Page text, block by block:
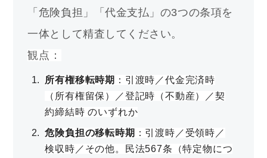
「危険負担」「代金支払」の3つの条項を
一体として精査してください。
観点：
所有権移転時期 ：引渡時／代金完済時
（所有権留保）／登記時（不動産）／契
約締結時 のいずれか
危険負担の移転時期 ：引渡時／受領時／
検収時／その他。民法567条（特定物につ